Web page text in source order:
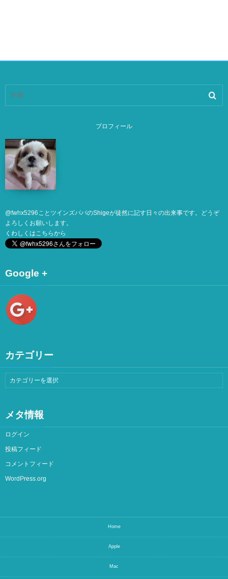
プロフィール
@fwhx5296 ことツインズパパのShigeが徒然に記す日々の出来事です。どうぞ
よろしくお願いします。
くわしくは こちらから
Google +
カテゴリー
メタ情報
ログイン
投稿フィード
コメントフィード
WordPress.org
Home
Apple
Mac